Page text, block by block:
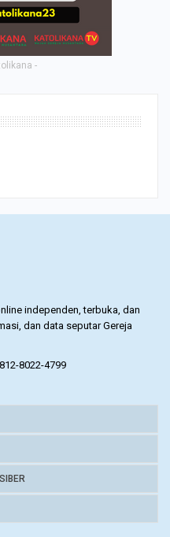
-
independen, terbuka, dan
dan data seputar Gereja
8022-4799